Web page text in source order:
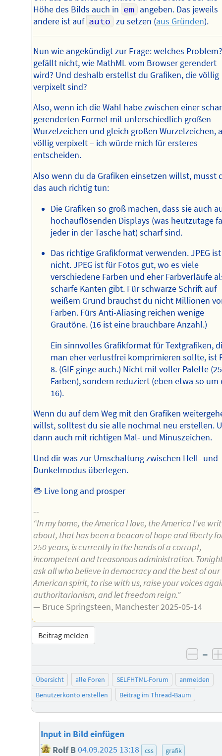
Höhe des Bilds auch in em angeben. Das jeweils
andere ist auf auto zu setzen (aus Gründen).
Nun wie angekündigt zur Frage: welches
gefällt nicht, wie MathML vom Browser gerendert
wird? Und deshalb erstellst du Grafiken, die völlig
verpixelt sind?
Also, wenn ich die Wahl habe zwischen einer
gerenderten Formel mit unterschiedlich großen
Wurzelzeichen und gleich großen Wurzelzeichen,
völlig verpixelt – ich würde mich für ersteres
entscheiden.
Also wenn du da Grafiken einsetzen willst, musst
das auch richtig tun:
Die Grafiken so groß machen, dass sie auch
hochauflösenden Displays (was heutzutage
jeder in der Tasche hat) scharf sind.
Das richtige Grafikformat verwenden. JPEG
nicht. JPEG ist für Fotos gut, wo es viele
verschiedene Farben und eher Farbverläufe
scharfe Kanten gibt. Für schwarze Schrift auf
weißem Grund brauchst du nicht Millionen
Farben. Fürs Anti-Aliasing reichen wenige
Grautöne. (16 ist eine brauchbare Anzahl.)
Ein sinnvolles Grafikformat für Textgrafiken,
man eher verlustfrei komprimieren sollte, ist
8. (GIF ginge auch.) Nicht mit voller Palette
Farben), sondern reduziert (eben etwa so um
16).
Wenn du auf dem Weg mit den Grafiken
willst, solltest du sie alle nochmal neu erstellen.
dann auch mit richtigen Mal- und Minuszeichen.
Und dir was zur Umschaltung zwischen Hell- und
Dunkelmodus überlegen.
🖖 Live long and prosper
--
“In my home, the America I love, the America I've
about, that has been a beacon of hope and liberty
250 years, is currently in the hands of a corrupt,
incompetent and treasonous administration.
ask all who believe in democracy and the best of our
American spirit, to rise with us, raise your voices
authoritarianism, and let freedom reign.”
— Bruce Springsteen, Manchester 2025-05-14
Beitrag melden
–
Übersicht alle Foren SELFHTML-Forum
anmelden
Benutzerkonto erstellen
Beitrag im Thread-Baum
Input in Bild einfügen
Rolf B04.09.2025 13:18 css grafik